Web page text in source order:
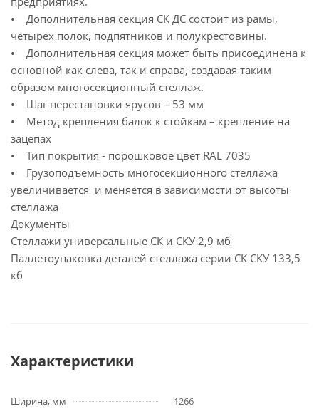
• Дополнительная секция СК ДС состоит из рамы,
четырех полок, подпятников и полукрестовины.
• Дополнительная секция может быть присоединена к
основной как слева, так и справа, создавая таким
образом многосекционный стеллаж.
• Шаг перестановки ярусов – 53 мм
• Метод крепления балок к стойкам – крепление на
зацепах
• Тип покрытия - порошковое цвет RAL 7035
• Грузоподъемность многосекционного стеллажа
увеличивается и меняется в зависимости от высоты
стеллажа
Документы
Стеллажи универсальные СК и СКУ 2,9 мб
Паллетоупаковка деталей стеллажа серии СК СКУ 133,5
кб
Характеристики
Ширина, мм
1266